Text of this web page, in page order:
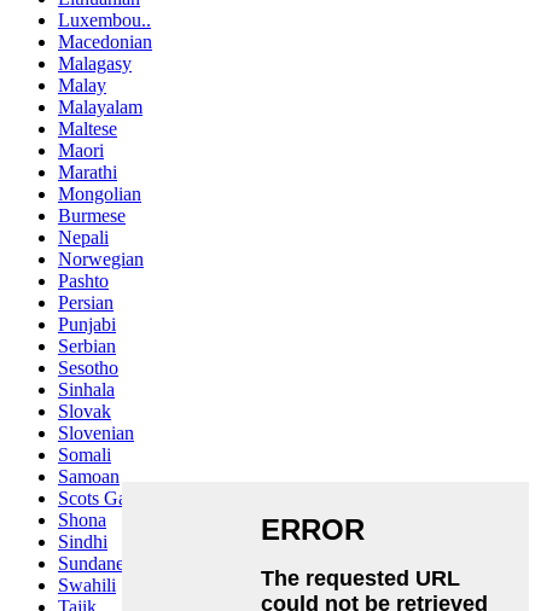
Luxembou..
Macedonian
Malagasy
Malay
Malayalam
Maltese
Maori
Marathi
Mongolian
Burmese
Nepali
Norwegian
Pashto
Persian
Punjabi
Serbian
Sesotho
Sinhala
Slovak
Slovenian
Somali
Samoan
Scots Gaelic
Shona
Sindhi
Sundanese
Swahili
Tajik